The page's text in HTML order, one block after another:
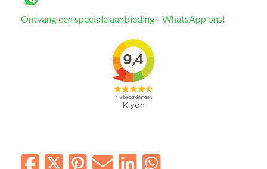
Ontvang een speciale aanbieding - WhatsApp ons!